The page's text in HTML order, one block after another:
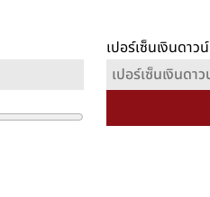
เปอร์เซ็นเงินดาวน์